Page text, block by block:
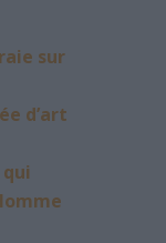
sur
d’art